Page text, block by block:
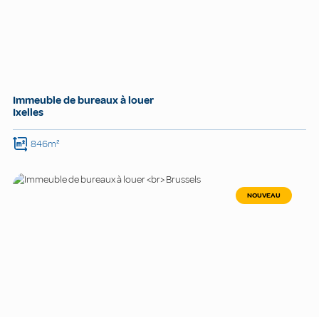
Immeuble de bureaux à louer
Ixelles
846m²
NOUVEAU